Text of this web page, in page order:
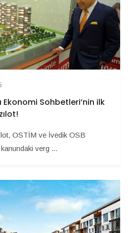
Ekonomi Sohbetleri’nin ilk
OSTİM ve İvedik OSB
verg ...